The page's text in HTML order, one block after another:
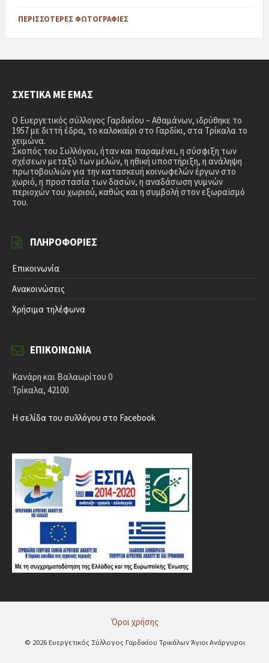
ΠΕΡΙΣΣΌΤΕΡΕΣ ΦΩΤΟΓΡΑΦΊΕΣ
ΣΧΕΤΙΚΆ ΜΕ ΕΜΆΣ
Ο Ευεργετικός σύλλογος Γαρδικίου – Αθαμάνων, ιδρύθηκε το
1957 με διττή έδρα, το καλοκαίρι στο Γαρδίκι, στα Τρίκαλα το
χειμώνα.
Σκοπός του Συλλόγου, ήταν και παραμένει, η σύσφιξη των
σχέσεων μεταξύ των μελών, η ηθική υποστήριξη, η ανάληψη
πρωτοβουλιών για την κατασκευή κοινωφελών έργων στο
χωριό, η προστασία των δασών, η αναδάσωση γυμνών
περιοχών του χωριού, καθώς και η συμβολή στον εξωραϊσμό
του.
ΠΛΗΡΟΦΟΡΊΕΣ
Επικοινωνία
Ανακοινώσεις
Χρήσιμα τηλέφωνα
ΕΠΙΚΟΙΝΩΝΊΑ
Κανάρη και Βαλαωρίτου 0
Τρίκαλα, 42100
Η σελίδα του συλλόγου στο Facebook
Όροι χρήσης
© 2026 Ευεργετικός Σύλλογος Γαρδικίου Τρικάλων Άγιοι Ανάργυροι